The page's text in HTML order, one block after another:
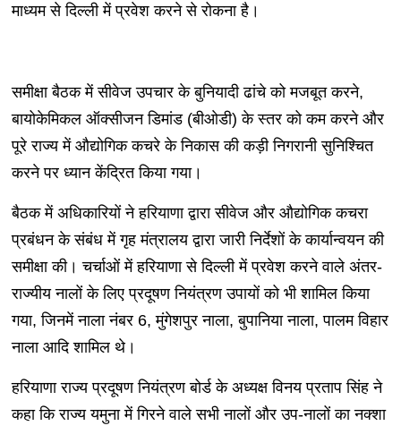
माध्यम से दिल्ली में प्रवेश करने से रोकना है।
समीक्षा बैठक में सीवेज उपचार के बुनियादी ढांचे को मजबूत करने,
बायोकेमिकल ऑक्सीजन डिमांड (बीओडी) के स्तर को कम करने और
पूरे राज्य में औद्योगिक कचरे के निकास की कड़ी निगरानी सुनिश्चित
करने पर ध्यान केंद्रित किया गया।
बैठक में अधिकारियों ने हरियाणा द्वारा सीवेज और औद्योगिक कचरा
प्रबंधन के संबंध में गृह मंत्रालय द्वारा जारी निर्देशों के कार्यान्वयन की
समीक्षा की। चर्चाओं में हरियाणा से दिल्ली में प्रवेश करने वाले अंतर-
राज्यीय नालों के लिए प्रदूषण नियंत्रण उपायों को भी शामिल किया
गया, जिनमें नाला नंबर 6, मुंगेशपुर नाला, बुपानिया नाला, पालम विहार
नाला आदि शामिल थे।
हरियाणा राज्य प्रदूषण नियंत्रण बोर्ड के अध्यक्ष विनय प्रताप सिंह ने
कहा कि राज्य यमुना में गिरने वाले सभी नालों और उप-नालों का नक्शा